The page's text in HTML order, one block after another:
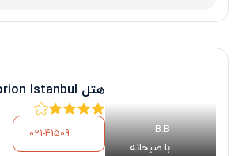
B.B
با صبحانه
هتل Nova plaza orion Istanbul
021-41509